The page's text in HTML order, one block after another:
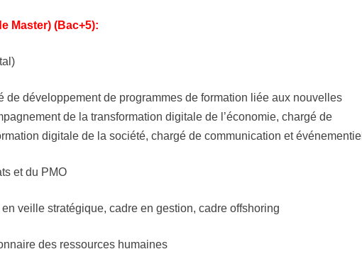
Master) (Bac+5):
de développement de programmes de formation liée aux nouvelles
de la transformation digitale de l’économie, chargé de
digitale de la société, chargé de communication et événementiel
et du PMO
veille stratégique, cadre en gestion, cadre offshoring
des ressources humaines